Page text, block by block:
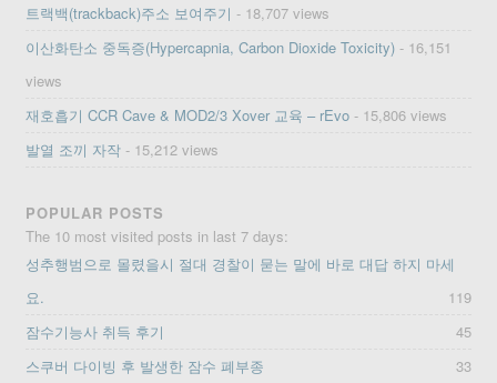
트랙백(trackback)주소 보여주기 - 18,707 views
이산화탄소 중독증(Hypercapnia, Carbon Dioxide Toxicity) - 16,151
views
재호흡기 CCR Cave & MOD2/3 Xover 교육 – rEvo - 15,806 views
발열 조끼 자작 - 15,212 views
POPULAR POSTS
The 10 most visited posts in last 7 days:
성추행범으로 몰렸을시 절대 경찰이 묻는 말에 바로 대답 하지 마세
요.
119
잠수기능사 취득 후기
45
스쿠버 다이빙 후 발생한 잠수 폐부종
33